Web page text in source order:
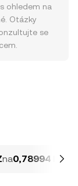
ohledem na
Otázky
se
na0,78994 PHP